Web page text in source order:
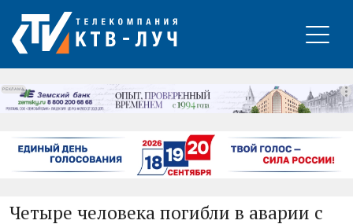
РЕКЛАМА
Четыре человека погибли в аварии с